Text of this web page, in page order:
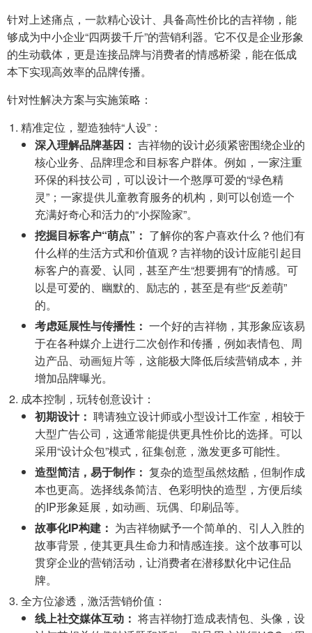
针对上述痛点，一款精心设计、具备高性价比的吉祥物，能
够成为中小企业“四两拨千斤”的营销利器。它不仅是企业形象
的生动载体，更是连接品牌与消费者的情感桥梁，能在低成
本下实现高效率的品牌传播。
针对性解决方案与实施策略：
精准定位，塑造独特“人设”：
深入理解品牌基因： 吉祥物的设计必须紧密围绕企业的
核心业务、品牌理念和目标客户群体。例如，一家注重
环保的科技公司，可以设计一个憨厚可爱的“绿色精
灵”；一家提供儿童教育服务的机构，则可以创造一个
充满好奇心和活力的“小探险家”。
挖掘目标客户“萌点”： 了解你的客户喜欢什么？他们有
什么样的生活方式和价值观？吉祥物的设计应能引起目
标客户的喜爱、认同，甚至产生“想要拥有”的情感。可
以是可爱的、幽默的、励志的，甚至是有些“反差萌”
的。
考虑延展性与传播性： 一个好的吉祥物，其形象应该易
于在各种媒介上进行二次创作和传播，例如表情包、周
边产品、动画短片等，这能极大降低后续营销成本，并
增加品牌曝光。
成本控制，玩转创意设计：
初期设计： 聘请独立设计师或小型设计工作室，相较于
大型广告公司，这通常能提供更具性价比的选择。可以
采用“设计众包”模式，征集创意，激发更多可能性。
造型简洁，易于制作： 复杂的造型虽然炫酷，但制作成
本也更高。选择线条简洁、色彩明快的造型，方便后续
的IP形象延展，如动画、玩偶、印刷品等。
故事化IP构建： 为吉祥物赋予一个简单的、引人入胜的
故事背景，使其更具生命力和情感连接。这个故事可以
贯穿企业的营销活动，让消费者在潜移默化中记住品
牌。
全方位渗透，激活营销价值：
线上社交媒体互动： 将吉祥物打造成表情包、头像，设